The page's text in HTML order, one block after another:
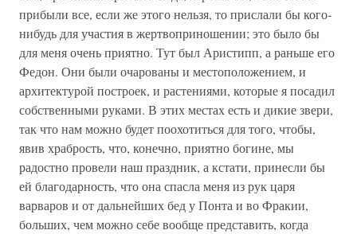
прибыли все, если же этого нельзя, то прислали бы кого-
нибудь для участия в жертвоприношении; это было бы
для меня очень приятно. Тут был Аристипп, а раньше его
Федон. Они были очарованы и местоположением, и
архитектурой построек, и растениями, которые я посадил
собственными руками. В этих местах есть и дикие звери,
так что нам можно будет поохотиться для того, чтобы,
явив храбрость, что, конечно, приятно богине, мы
радостно провели наш праздник, а кстати, принесли бы
ей благодарность, что она спасла меня из рук царя
варваров и от дальнейших бед у Понта и во Фракии,
больших, чем можно себе вообще представить, когда